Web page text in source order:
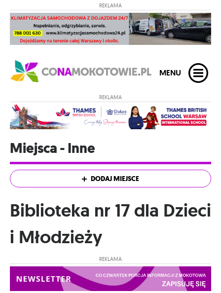
REKLAMA
MENU
REKLAMA
Miejsca - Inne
DODAJ MIEJSCE
Biblioteka nr 17 dla Dzieci
i Młodzieży
REKLAMA